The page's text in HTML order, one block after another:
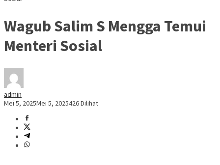
Wagub Salim S Mengga Temui
Menteri Sosial
admin
Mei 5, 2025Mei 5, 2025426 Dilihat